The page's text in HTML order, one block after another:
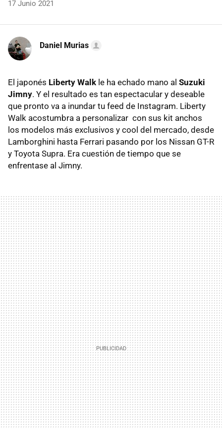
17 Junio 2021
Daniel Murias
El japonés Liberty Walk le ha echado mano al Suzuki
Jimny. Y el resultado es tan espectacular y deseable
que pronto va a inundar tu feed de Instagram. Liberty
Walk acostumbra a personalizar con sus kit anchos
los modelos más exclusivos y cool del mercado, desde
Lamborghini hasta Ferrari pasando por los Nissan GT-R
y Toyota Supra. Era cuestión de tiempo que se
enfrentase al Jimny.